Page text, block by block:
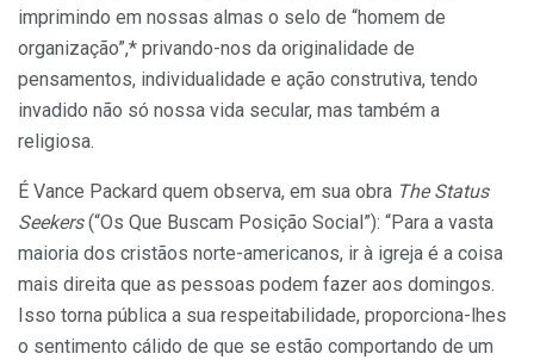
imprimindo em nossas almas o selo de “homem de
organização”,* privando-nos da originalidade de
pensamentos, individualidade e ação construtiva, tendo
invadido não só nossa vida secular, mas também a
religiosa.
É Vance Packard quem observa, em sua obra The Status
Seekers(“Os Que Buscam Posição Social”): “Para a vasta
maioria dos cristãos norte-americanos, ir à igreja é a coisa
mais direita que as pessoas podem fazer aos domingos.
Isso torna pública a sua respeitabilidade, proporciona-lhes
o sentimento cálido de que se estão comportando de um